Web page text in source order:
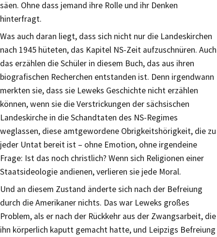
säen. Ohne dass jemand ihre Rolle und ihr Denken
hinterfragt.
Was auch daran liegt, dass sich nicht nur die Landeskirchen
nach 1945 hüteten, das Kapitel NS-Zeit aufzuschnüren. Auch
das erzählen die Schüler in diesem Buch, das aus ihren
biografischen Recherchen entstanden ist. Denn irgendwann
merkten sie, dass sie Leweks Geschichte nicht erzählen
können, wenn sie die Verstrickungen der sächsischen
Landeskirche in die Schandtaten des NS-Regimes
weglassen, diese amtgewordene Obrigkeitshörigkeit, die zu
jeder Untat bereit ist – ohne Emotion, ohne irgendeine
Frage: Ist das noch christlich? Wenn sich Religionen einer
Staatsideologie andienen, verlieren sie jede Moral.
Und an diesem Zustand änderte sich nach der Befreiung
durch die Amerikaner nichts. Das war Leweks großes
Problem, als er nach der Rückkehr aus der Zwangsarbeit, die
ihn körperlich kaputt gemacht hatte, und Leipzigs Befreiung